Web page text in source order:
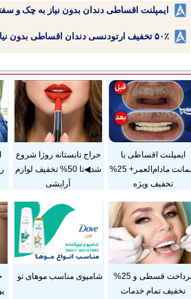
ایمپلنت اقساطی دندان بدون نیاز به چک و
۵۰٪ تخفیف ارتودنسی دندان اقساطی بدون نیاز به چک یا سفته!
ایمپلنت اقساطی با
ضمانت مادام‌العمر+ 25%
تخفیف ویژه
حراج تابستانه روژا شروع
شد◀تا 50% تخفیف لوازم
آرایشی
پرداخت قسطی و 25%
تخفیف تمام خدمات
شامپوی مناسب موهای تو